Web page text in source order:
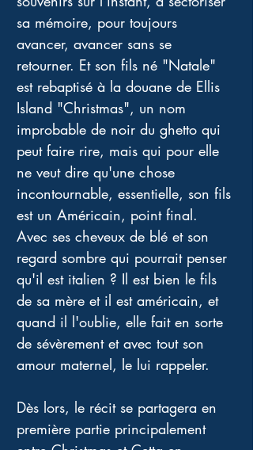
sa mémoire, pour toujours
avancer, avancer sans se
retourner. Et son fils né "Natale"
est rebaptisé à la douane de Ellis
Island "Christmas", un nom
improbable de noir du ghetto qui
peut faire rire, mais qui pour elle
ne veut dire qu'une chose
incontournable, essentielle, son fils
est un Américain, point final.
Avec ses cheveux de blé et son
regard sombre qui pourrait penser
qu'il est italien ? Il est bien le fils
de sa mère et il est américain, et
quand il l'oublie, elle fait en sorte
de sévèrement et avec tout son
amour maternel, le lui rappeler.
Dès lors, le récit se partagera en
première partie principalement